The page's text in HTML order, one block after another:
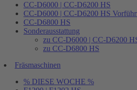
CC-D6000 | CC-D6200 HS
CC-D6000 | CC-D6200 HS
CC-D6800 HS
Sonderausstattung
zu CC-D6000 | CC-D6200
zu CC-D6800 HS
Fräsmaschinen
% DIESE WOCHE %